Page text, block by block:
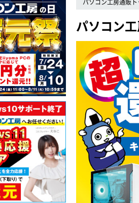
パソコン工房通販
パソコン